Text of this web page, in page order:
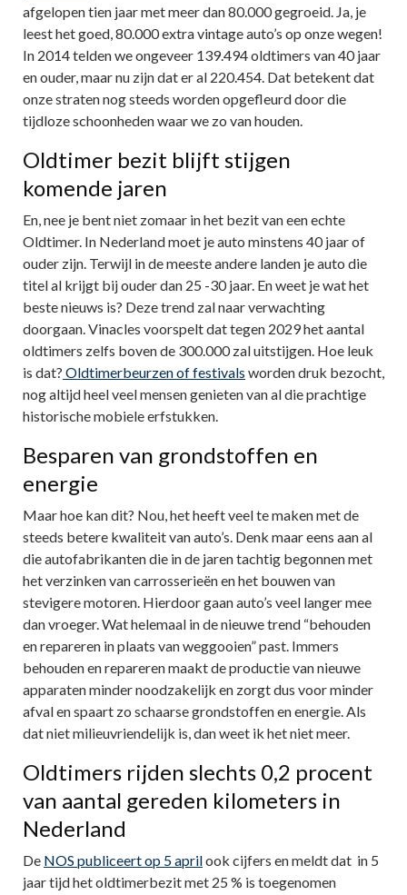
afgelopen tien jaar met meer dan 80.000 gegroeid. Ja, je
leest het goed, 80.000 extra vintage auto’s op onze wegen!
In 2014 telden we ongeveer 139.494 oldtimers van 40 jaar
en ouder, maar nu zijn dat er al 220.454. Dat betekent dat
onze straten nog steeds worden opgefleurd door die
tijdloze schoonheden waar we zo van houden.
Oldtimer bezit blijft stijgen
komende jaren
En, nee je bent niet zomaar in het bezit van een echte
Oldtimer. In Nederland moet je auto minstens 40 jaar of
ouder zijn. Terwijl in de meeste andere landen je auto die
titel al krijgt bij ouder dan 25 -30 jaar. En weet je wat het
beste nieuws is? Deze trend zal naar verwachting
doorgaan. Vinacles voorspelt dat tegen 2029 het aantal
oldtimers zelfs boven de 300.000 zal uitstijgen. Hoe leuk
is dat? Oldtimerbeurzen of festivals worden druk bezocht,
nog altijd heel veel mensen genieten van al die prachtige
historische mobiele erfstukken.
Besparen van grondstoffen en
energie
Maar hoe kan dit? Nou, het heeft veel te maken met de
steeds betere kwaliteit van auto’s. Denk maar eens aan al
die autofabrikanten die in de jaren tachtig begonnen met
het verzinken van carrosserieën en het bouwen van
stevigere motoren. Hierdoor gaan auto’s veel langer mee
dan vroeger. Wat helemaal in de nieuwe trend “behouden
en repareren in plaats van weggooien” past. Immers
behouden en repareren maakt de productie van nieuwe
apparaten minder noodzakelijk en zorgt dus voor minder
afval en spaart zo schaarse grondstoffen en energie. Als
dat niet milieuvriendelijk is, dan weet ik het niet meer.
Oldtimers rijden slechts 0,2 procent
van aantal gereden kilometers in
Nederland
De NOS publiceert op 5 aprilook cijfers en meldt dat in 5
jaar tijd het oldtimerbezit met 25 % is toegenomen